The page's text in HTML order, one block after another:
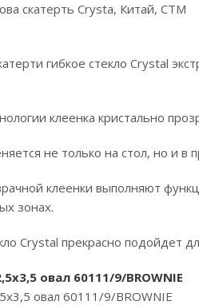
скатерть Crysta, Китай, СТМ
гибкое стекло Crystal
клеенка кристально
не только на стол, но и
клеенки выполняют
зонах.
Crystal прекрасно подойдет
овал 60111/9/BROWNIE
овал 60111/9/BROWNIE